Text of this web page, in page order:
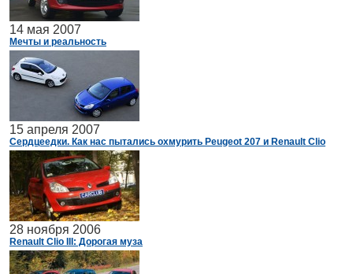
14 мая 2007
Мечты и реальность
15 апреля 2007
Сердцеедки. Как нас пытались охмурить Peugeot 207 и Renault Clio
28 ноября 2006
Renault Clio III: Дорогая муза